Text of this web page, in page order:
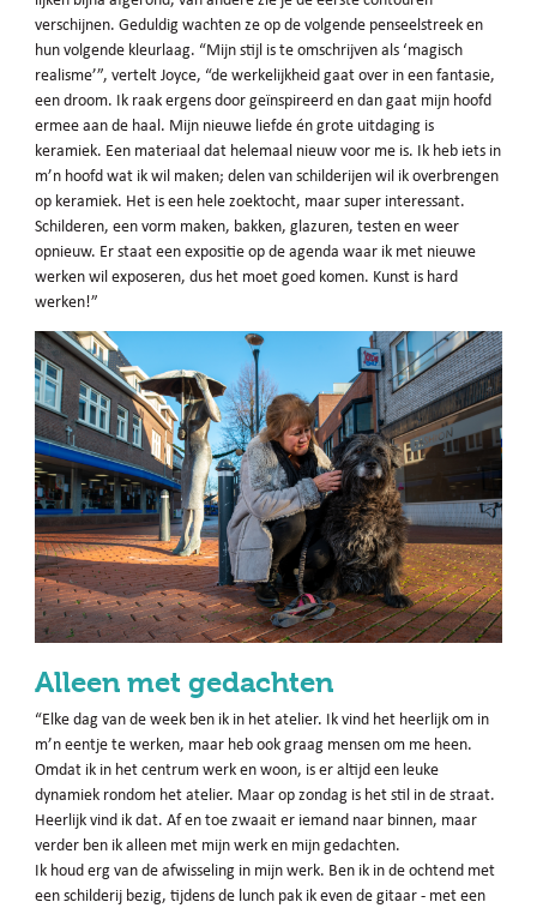
verschijnen. Geduldig wachten ze op de volgende penseelstreek en
hun volgende kleurlaag. “Mijn stijl is te omschrijven als ‘magisch
realisme’”, vertelt Joyce, “de werkelijkheid gaat over in een fantasie,
een droom. Ik raak ergens door geïnspireerd en dan gaat mijn hoofd
ermee aan de haal. Mijn nieuwe liefde én grote uitdaging is
keramiek. Een materiaal dat helemaal nieuw voor me is. Ik heb iets in
m’n hoofd wat ik wil maken; delen van schilderijen wil ik overbrengen
op keramiek. Het is een hele zoektocht, maar super interessant.
Schilderen, een vorm maken, bakken, glazuren, testen en weer
opnieuw. Er staat een expositie op de agenda waar ik met nieuwe
werken wil exposeren, dus het moet goed komen. Kunst is hard
werken!”
Alleen met gedachten
“Elke dag van de week ben ik in het atelier. Ik vind het heerlijk om in
m’n eentje te werken, maar heb ook graag mensen om me heen.
Omdat ik in het centrum werk en woon, is er altijd een leuke
dynamiek rondom het atelier. Maar op zondag is het stil in de straat.
Heerlijk vind ik dat. Af en toe zwaait er iemand naar binnen, maar
verder ben ik alleen met mijn werk en mijn gedachten.
Ik houd erg van de afwisseling in mijn werk. Ben ik in de ochtend met
een schilderij bezig, tijdens de lunch pak ik even de gitaar - met een